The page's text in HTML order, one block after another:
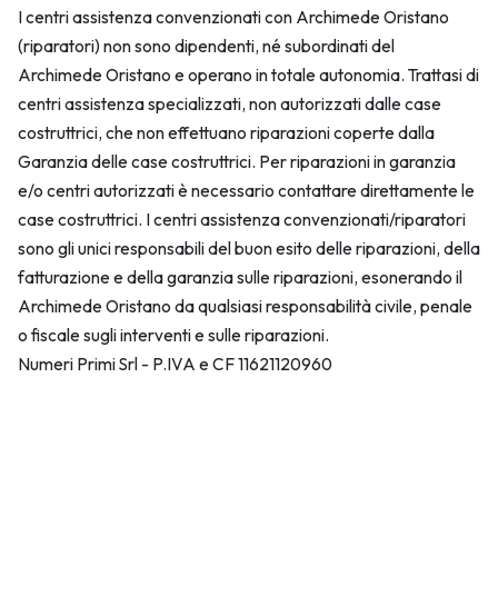
I centri assistenza convenzionati con Archimede Oristano
(riparatori) non sono dipendenti, né subordinati del
Archimede Oristano e operano in totale autonomia. Trattasi di
centri assistenza specializzati, non autorizzati dalle case
costruttrici, che non effettuano riparazioni coperte dalla
Garanzia delle case costruttrici. Per riparazioni in garanzia
e/o centri autorizzati è necessario contattare direttamente le
case costruttrici. I centri assistenza convenzionati/riparatori
sono gli unici responsabili del buon esito delle riparazioni, della
fatturazione e della garanzia sulle riparazioni, esonerando il
Archimede Oristano da qualsiasi responsabilità civile, penale
o fiscale sugli interventi e sulle riparazioni.
Numeri Primi Srl - P.IVA e CF 11621120960